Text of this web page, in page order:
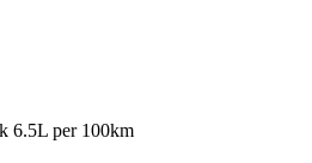
6.5L per 100km